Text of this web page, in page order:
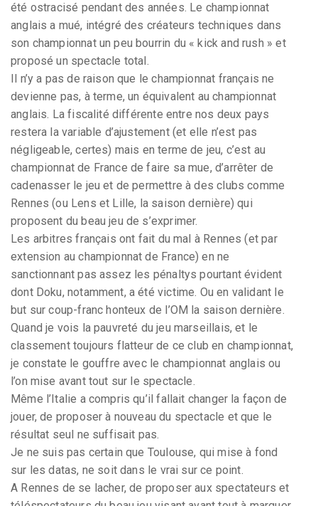
été ostracisé pendant des années. Le championnat
anglais a mué, intégré des créateurs techniques dans
son championnat un peu bourrin du « kick and rush » et
proposé un spectacle total.
Il n’y a pas de raison que le championnat français ne
devienne pas, à terme, un équivalent au championnat
anglais. La fiscalité différente entre nos deux pays
restera la variable d’ajustement (et elle n’est pas
négligeable, certes) mais en terme de jeu, c’est au
championnat de France de faire sa mue, d’arrêter de
cadenasser le jeu et de permettre à des clubs comme
Rennes (ou Lens et Lille, la saison dernière) qui
proposent du beau jeu de s’exprimer.
Les arbitres français ont fait du mal à Rennes (et par
extension au championnat de France) en ne
sanctionnant pas assez les pénaltys pourtant évident
dont Doku, notamment, a été victime. Ou en validant le
but sur coup-franc honteux de l’OM la saison dernière.
Quand je vois la pauvreté du jeu marseillais, et le
classement toujours flatteur de ce club en championnat,
je constate le gouffre avec le championnat anglais ou
l’on mise avant tout sur le spectacle.
Même l’Italie a compris qu’il fallait changer la façon de
jouer, de proposer à nouveau du spectacle et que le
résultat seul ne suffisait pas.
Je ne suis pas certain que Toulouse, qui mise à fond
sur les datas, ne soit dans le vrai sur ce point.
A Rennes de se lacher, de proposer aux spectateurs et